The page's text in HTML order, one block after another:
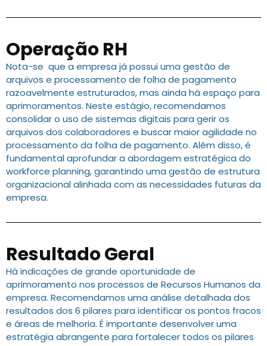
Operação RH
Nota-se que a empresa já possui uma gestão de
arquivos e processamento de folha de pagamento
razoavelmente estruturados, mas ainda há espaço para
aprimoramentos. Neste estágio, recomendamos
consolidar o uso de sistemas digitais para gerir os
arquivos dos colaboradores e buscar maior agilidade no
processamento da folha de pagamento. Além disso, é
fundamental aprofundar a abordagem estratégica do
workforce planning, garantindo uma gestão de estrutura
organizacional alinhada com as necessidades futuras da
empresa.
Resultado Geral
Há indicações de grande oportunidade de
aprimoramento nos processos de Recursos Humanos da
empresa. Recomendamos uma análise detalhada dos
resultados dos 6 pilares para identificar os pontos fracos
e áreas de melhoria. É importante desenvolver uma
estratégia abrangente para fortalecer todos os pilares